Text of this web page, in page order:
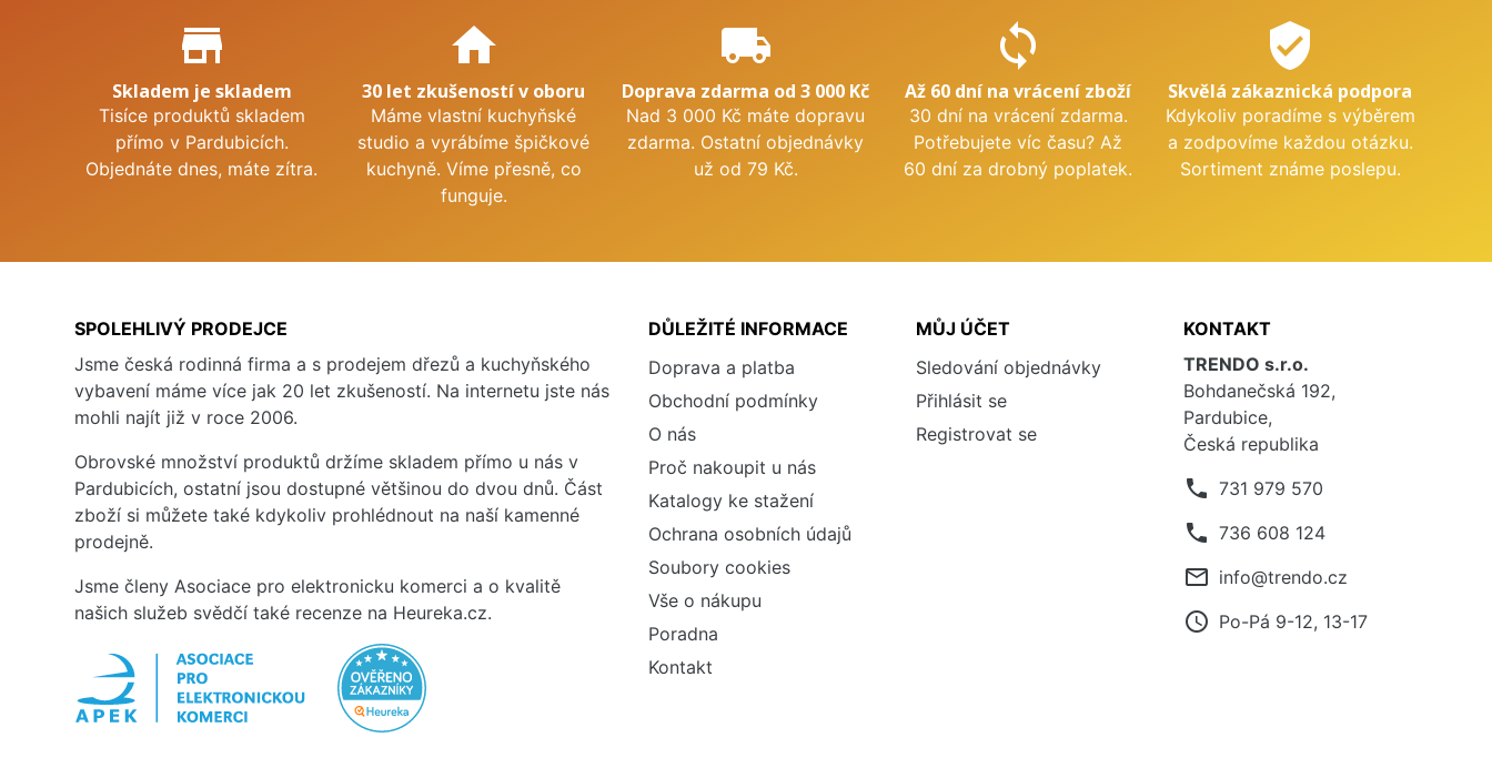
Proč nakupovat u nás?
store_mall_directory
Skladem je skladem
Tisíce produktů skladem
přímo v Pardubicích.
Objednáte dnes, máte zítra.
home
30 let zkušeností v oboru
Máme vlastní kuchyňské
studio a vyrábíme špičkové
kuchyně. Víme přesně, co
funguje.
local_shipping
Doprava zdarma od 3 000 Kč
Nad 3 000 Kč máte dopravu
zdarma. Ostatní objednávky
už od 79 Kč.
sync
Až 60 dní na vrácení zboží
30 dní na vrácení zdarma.
Potřebujete víc času? Až
60 dní za drobný poplatek.
verified_user
Skvělá zákaznická podpora
Kdykoliv poradíme s výběrem
a zodpovíme každou otázku.
Sortiment známe poslepu.
SPOLEHLIVÝ PRODEJCE
Jsme česká rodinná firma a s prodejem dřezů a kuchyňského
vybavení máme více jak 20 let zkušeností. Na internetu jste nás
mohli najít již v roce 2006.
Obrovské množství produktů držíme skladem přímo u nás v
Pardubicích, ostatní jsou dostupné většinou do dvou dnů. Část
zboží si můžete také kdykoliv prohlédnout na naší kamenné
prodejně.
Jsme členy Asociace pro elektronicku komerci a o kvalitě
našich služeb svědčí také recenze na Heureka.cz.
DŮLEŽITÉ INFORMACE
Doprava a platba
Obchodní podmínky
O nás
Proč nakoupit u nás
Katalogy ke stažení
Ochrana osobních údajů
Soubory cookies
Vše o nákupu
Poradna
Kontakt
MŮJ ÚČET
Sledování objednávky
Přihlásit se
Registrovat se
KONTAKT
TRENDO s.r.o.
Bohdanečská 192,
Pardubice,
Česká republika
phone 731 979 570
phone 736 608 124
mail_outline info@trendo.cz
access_time Po-Pá 9-12, 13-17